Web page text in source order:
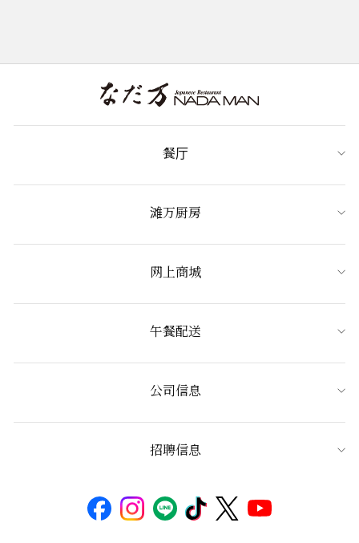
餐厅
滩万厨房
网上商城
午餐配送
公司信息
招聘信息